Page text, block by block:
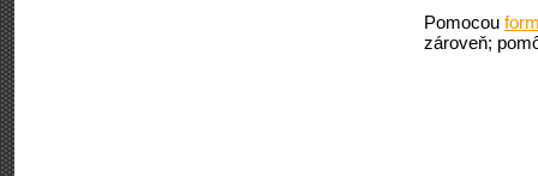
Pomocou
zároveň;